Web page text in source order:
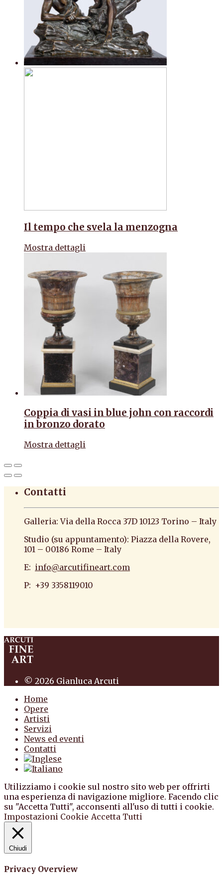
Il tempo che svela la menzogna
Mostra dettagli
Coppia di vasi in blue john con raccordi
in bronzo dorato
Mostra dettagli
Contatti
Galleria: Via della Rocca 37D 10123 Torino – Italy
Studio (su appuntamento): Piazza della Rovere,
101 – 00186 Rome – Italy
E: info@arcutifineart.com
P: +39 3358119010
© 2026 Gianluca Arcuti
Home
Opere
Artisti
Servizi
News ed eventi
Contatti
Utilizziamo i cookie sul nostro sito web per offrirti
una esperienza di navigazione migliore. Facendo clic
su "Accetta Tutti", acconsenti all'uso di tutti i cookie.
Impostazioni Cookie Accetta Tutti
Chiudi
Privacy Overview